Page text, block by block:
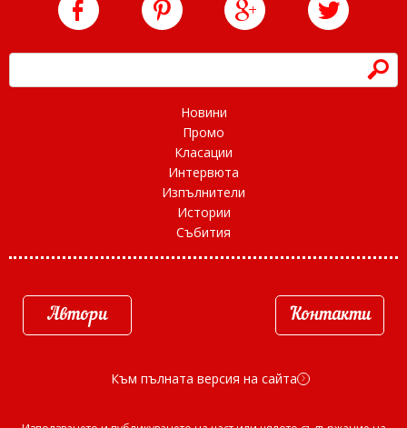
h
Новини
Промо
Класации
Интервюта
Изпълнители
Истории
Събития
Автори Контакти
Към пълната версия на сайта d